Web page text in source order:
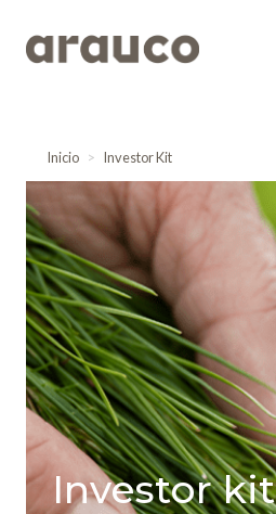
Inicio Investor Kit
Investor kit